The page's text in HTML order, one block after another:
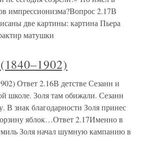
импрессионизма?Вопрос 2.17В
две картины: картина Пьера
матушки
Ответ 2.16В детстве Сезанн и
школе. Золя там обижали. Сезанн
В знак благодарности Золя принес
яблок…Ответ 2.17Именно в
Золя начал шумную кампанию в